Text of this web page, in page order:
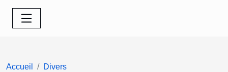
Accueil
Divers